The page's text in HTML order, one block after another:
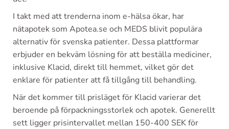
I takt med att trenderna inom e-hälsa ökar, har
nätapotek som Apotea.se och MEDS blivit populära
alternativ för svenska patienter. Dessa plattformar
erbjuder en bekväm lösning för att beställa mediciner,
inklusive Klacid, direkt till hemmet, vilket gör det
enklare för patienter att få tillgång till behandling.
När det kommer till prisläget för Klacid varierar det
beroende på förpackningsstorlek och apotek. Generellt
sett ligger prisintervallet mellan 150-400 SEK för